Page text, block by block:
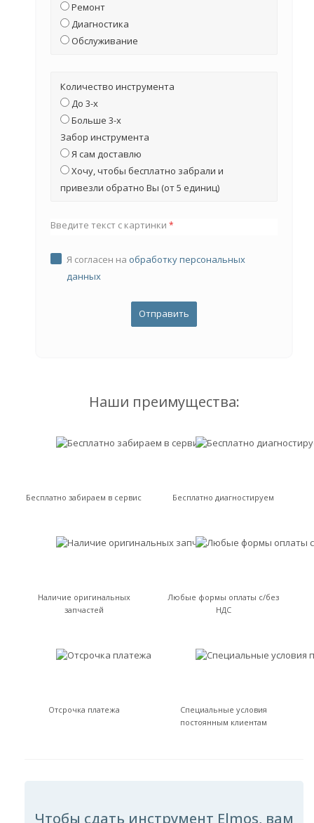
Ремонт
Диагностика
Обслуживание
Количество инструмента
До 3-х
Больше 3-х
Забор инструмента
Я сам доставлю
Хочу, чтобы бесплатно забрали и
привезли обратно Вы (от 5 единиц)
Введите текст с картинки *
Я согласен на обработку персональных
данных
Наши преимущества:
Бесплатно забираем в сервис Бесплатно диагностируем
Наличие оригинальных
запчастей
Любые формы оплаты с/без
НДС
Отсрочка платежа
Специальные условия
постоянным клиентам
Чтобы сдать инструмент Elmos, вам